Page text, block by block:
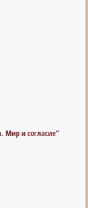
Мир и согласие”